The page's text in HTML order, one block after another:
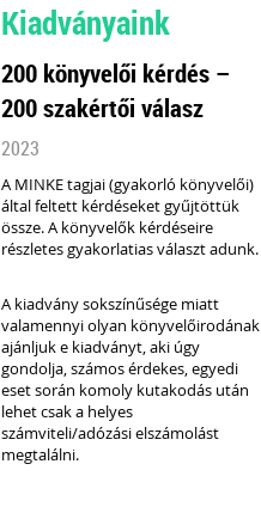
Kiadványaink
200 könyvelői kérdés –
200 szakértői válasz
2023
A MINKE tagjai (gyakorló könyvelői)
által feltett kérdéseket gyűjtöttük
össze.A könyvelők kérdéseire
részletes gyakorlatias választ adunk.
A kiadvány sokszínűsége miatt
valamennyi olyan könyvelőirodának
ajánljuk e kiadványt, aki úgy
gondolja, számos érdekes, egyedi
eset során komoly kutakodás után
lehet csak a helyes
számviteli/adózási elszámolást
megtalálni.